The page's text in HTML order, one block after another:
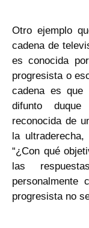
Otro ejemplo
cadena de
es conocida
progresista o
cadena es que
difunto
reconocida de
la
“¿Con qué
las
progresista no